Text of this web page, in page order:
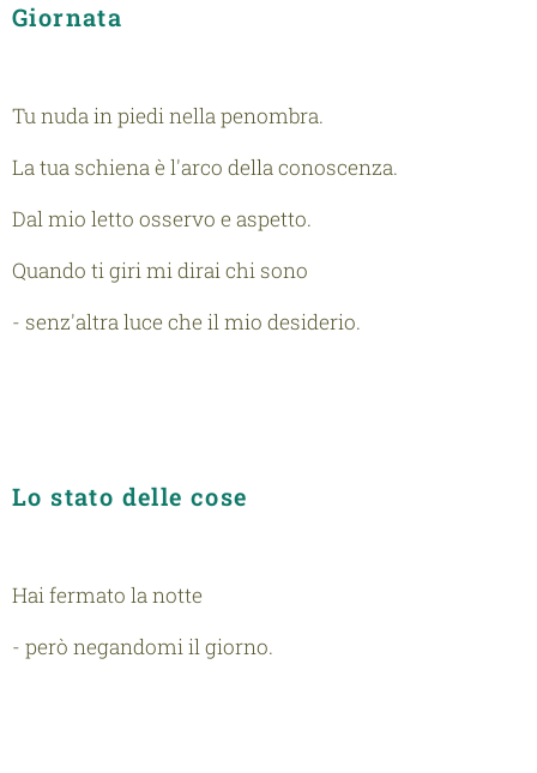
Giornata
Tu nuda in piedi nella penombra.
La tua schiena è l'arco della conoscenza.
Dal mio letto osservo e aspetto.
Quando ti giri mi dirai chi sono
- senz'altra luce che il mio desiderio.
Lo stato delle cose
Hai fermato la notte
- però negandomi il giorno.